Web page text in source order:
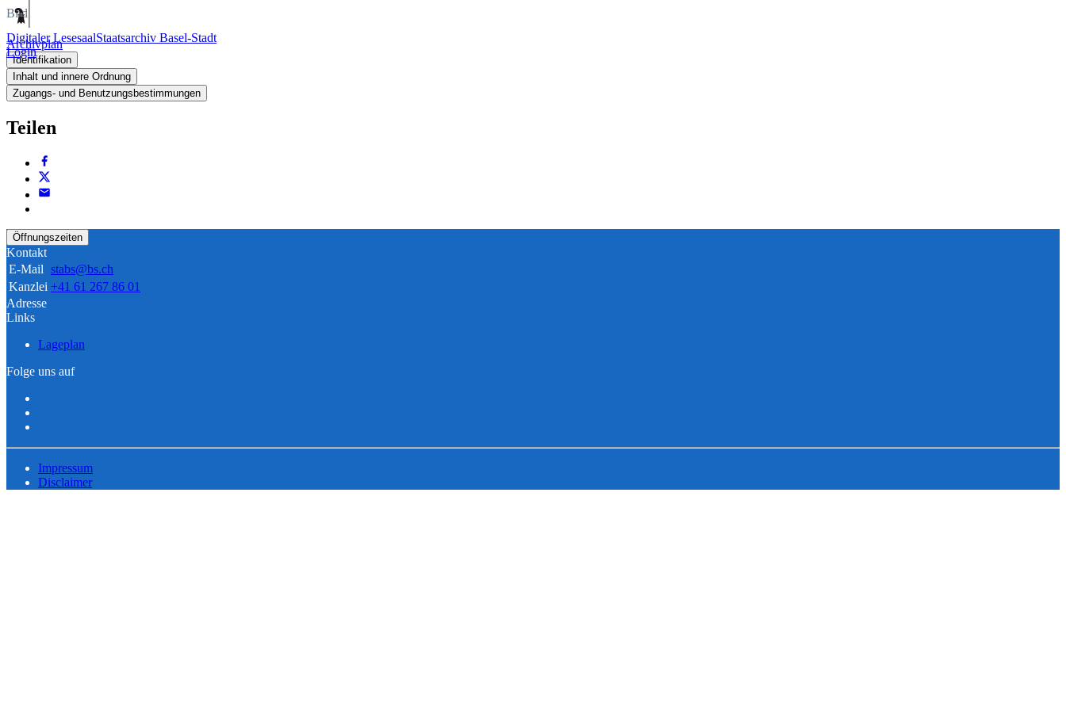
Digitaler LesesaalStaatsarchiv Basel-Stadt
Login
Bild
Archivplan
Identifikation
Inhalt und innere Ordnung
Zugangs- und Benutzungsbestimmungen
Teilen
Öffnungszeiten
Kontakt
E-Mail stabs@bs.ch
Kanzlei +41 61 267 86 01
Adresse
Links
Lageplan
Folge uns auf
Impressum
Disclaimer